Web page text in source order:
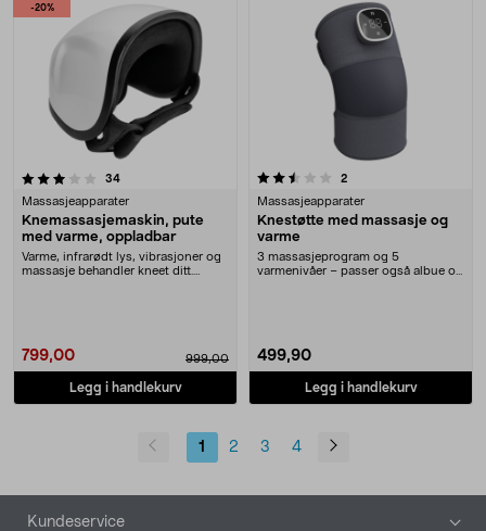
-20%
34anmeldelser
Massasjeapparater
Knemassasjemaskin, pute
med varme, oppladbar
Varme, infrarødt lys, vibrasjoner og
massasje behandler kneet ditt.
799,00 999,00
Legg i handlekurv
2.5 av 5 stjerner 2anmeldelser
Massasjeapparater
Knestøtte med massasje og
varme
3 massasjeprogram og 5
varmenivåer – passer også albue og
499,90
Legg i handlekurv
1 2 3 4
Bunntekst
Kundeservice